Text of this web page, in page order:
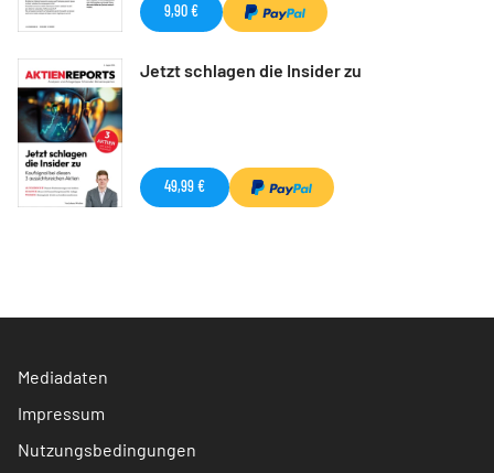
9,90 €
Jetzt schlagen die Insider zu
49,99 €
Mediadaten
Impressum
Nutzungsbedingungen